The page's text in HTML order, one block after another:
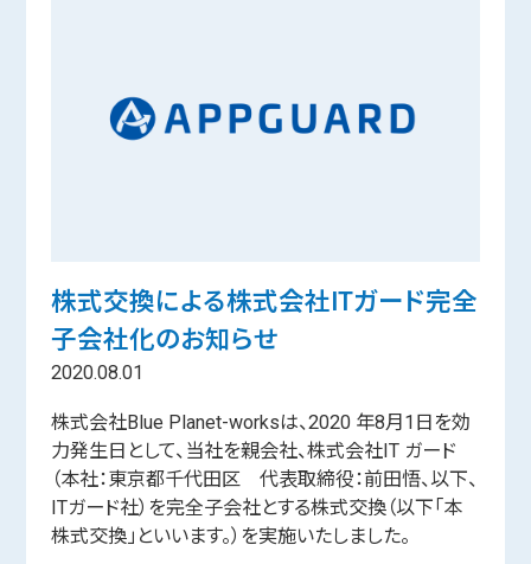
株式交換による株式会社ITガード完全
子会社化のお知らせ
2020.08.01
株式会社Blue Planet-worksは、2020 年8月1日を効
力発生日として、当社を親会社、株式会社IT ガード
（本社：東京都千代田区 代表取締役：前田悟、以下、
ITガード社）を完全子会社とする株式交換（以下「本
株式交換」といいます。）を実施いたしました。